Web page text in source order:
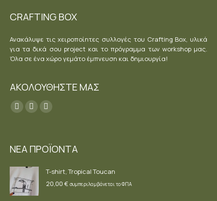
CRAFTING BOX
Ανακάλυψε τις χειροποίητες συλλογές του Crafting Box, υλικά
για τα δικά σου project και το πρόγραμμα των workshop μας.
Όλα σε ένα χώρο γεμάτο έμπνευση και δημιουργία!
ΑΚΟΛΟΥΘΗΣΤΕ ΜΑΣ
Find us on:
Facebook
in
window
YouTube
in
window
Instagram
in
window
ΝΕΑ ΠΡΟΪΟΝΤΑ
T-shirt, Tropical Toucan
20,00 € συμπεριλαμβάνεται το ΦΠΑ